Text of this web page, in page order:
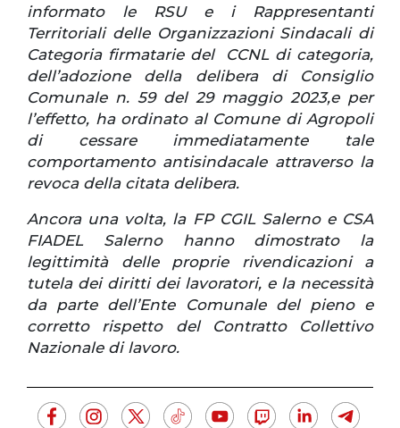
informato le RSU e i Rappresentanti
Territoriali delle Organizzazioni Sindacali di
Categoria firmatarie del CCNL di categoria,
dell’adozione della delibera di Consiglio
Comunale n. 59 del 29 maggio 2023,e per
l’effetto, ha ordinato al Comune di Agropoli
di cessare immediatamente tale
comportamento antisindacale attraverso la
revoca della citata delibera.
Ancora una volta, la FP CGIL Salerno e CSA
FIADEL Salerno hanno dimostrato la
legittimità delle proprie rivendicazioni a
tutela dei diritti dei lavoratori, e la necessità
da parte dell’Ente Comunale del pieno e
corretto rispetto del Contratto Collettivo
Nazionale di lavoro.